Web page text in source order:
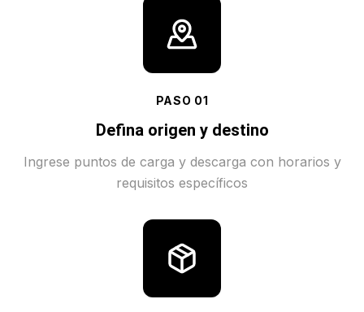
PASO 01
Defina origen y destino
Ingrese puntos de carga y descarga con horarios y
requisitos específicos